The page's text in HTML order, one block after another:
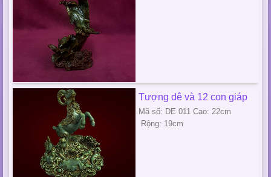
Tượng dê và 12 con giáp
Mã số: DE 011 Cao: 22cm
Rộng: 19cm